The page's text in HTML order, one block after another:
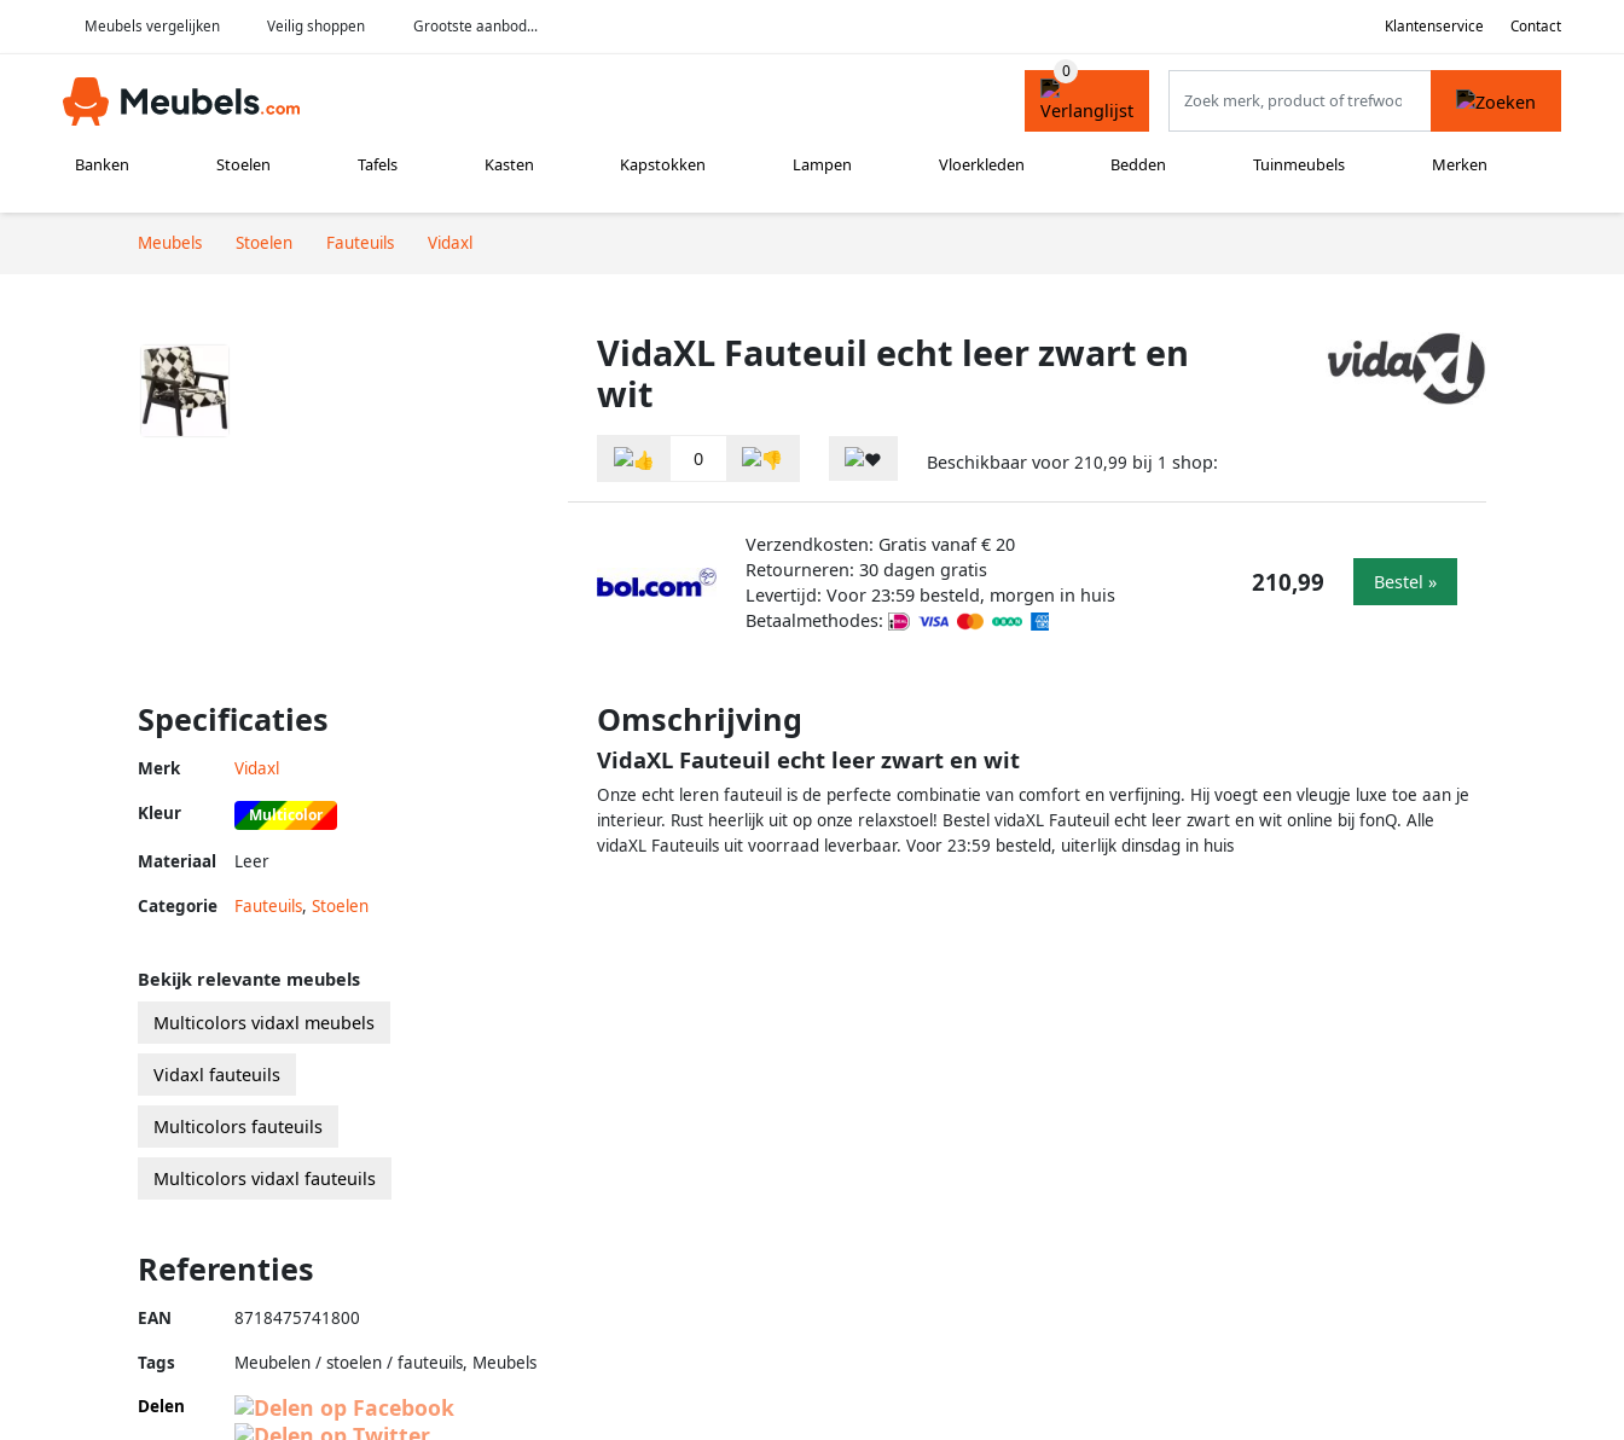
Meubels vergelijken Veilig shoppen Grootste aanbod... Klantenservice Contact
Banken Stoelen Tafels Kasten Kapstokken Lampen Vloerkleden Bedden Tuinmeubels Merken
Meubels Stoelen Fauteuils Vidaxl
VidaXL Fauteuil echt leer zwart en
wit
0 Beschikbaar voor 210,99 bij 1 shop:
Verzendkosten: Gratis vanaf € 20
Retourneren: 30 dagen gratis
Levertijd: Voor 23:59 besteld, morgen in huis
Betaalmethodes:
210,99 Bestel »
Specificaties
Merk Vidaxl
Kleur Multicolor
Materiaal Leer
Categorie Fauteuils, Stoelen
Omschrijving
VidaXL Fauteuil echt leer zwart en wit
Onze echt leren fauteuil is de perfecte combinatie van comfort en verfijning. Hij voegt een vleugje luxe toe aan je
interieur. Rust heerlijk uit op onze relaxstoel! Bestel vidaXL Fauteuil echt leer zwart en wit online bij fonQ. Alle
vidaXL Fauteuils uit voorraad leverbaar. Voor 23:59 besteld, uiterlijk dinsdag in huis
Bekijk relevante meubels
Multicolors vidaxl meubels
Vidaxl fauteuils
Multicolors fauteuils
Multicolors vidaxl fauteuils
Referenties
EAN 8718475741800
Tags
Meubelen / stoelen / fauteuils, Meubels
Delen